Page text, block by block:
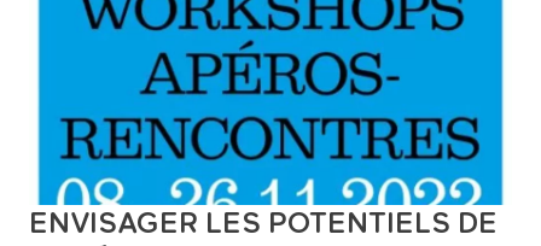
ENVISAGER LES POTENTIELS DE